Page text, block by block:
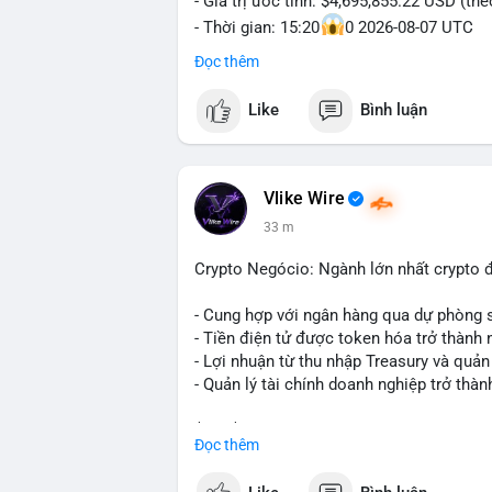
- Thời gian: 15:20
0 2026-08-07 UTC
Nhận định phân tích hành vi của Cá voi
triệu USD được dồn vào một giao dịch
không phải hành động phân tán nhỏ
hạn có thể gia tăng, ảnh hưởng đến
vì thoát ra.
Lời khuyên ngắn gọn cho nhà đầu tư
trong 24-48 giờ tới. Đừng vội hành
lẻ; hãy quan sát thêm các lệnh tiếp
chỉnh vị thế.
#72dot2609btc #4triệu7usd
Đọc thêm
Like Bình luận
Vlike Wire
33 m
Crypto Negócio: Ngành lớn nhất crypto
- Cung hợp với ngân hàng qua dự phòng
- Tiền điện tử được token hóa trở thành
- Lợi nhuận từ thu nhập Treasury và
- Quản lý tài chính doanh nghiệp trở
Đọc thêm